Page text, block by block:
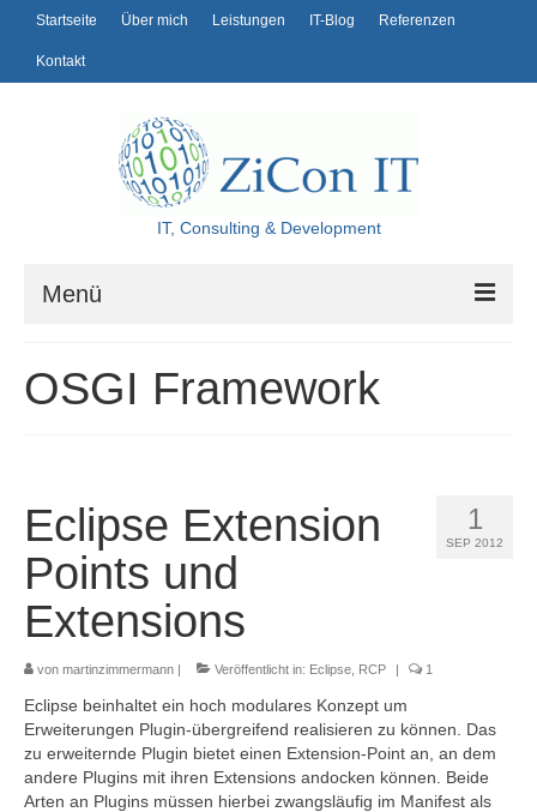
Startseite Über mich Leistungen IT-Blog Referenzen
Kontakt
IT, Consulting & Development
Menü
Über mich
IT-Blog
Referenzen
Kontakt
Datenschutz
OSGI Framework
1
SEP 2012
Eclipse Extension
Points und
Extensions
von martinzimmermann | Veröffentlicht in: Eclipse RCP | 1
Eclipse beinhaltet ein hoch modulares Konzept um
Erweiterungen Plugin-übergreifend realisieren zu können. Das
zu erweiternde Plugin bietet einen Extension-Point an, an dem
andere Plugins mit ihren Extensions andocken können. Beide
Arten an Plugins müssen hierbei zwangsläufig im Manifest als